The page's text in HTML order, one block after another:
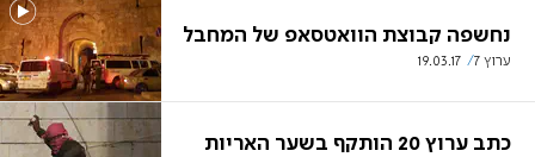
נחשפה קבוצת הוואטסאפ של המחבל
ערוץ 7 19.03.17
כתב ערוץ 20 הותקף בשער האריות